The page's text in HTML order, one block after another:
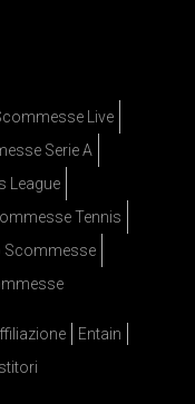
Live
Serie A
League
Tennis
Scommesse
Entain